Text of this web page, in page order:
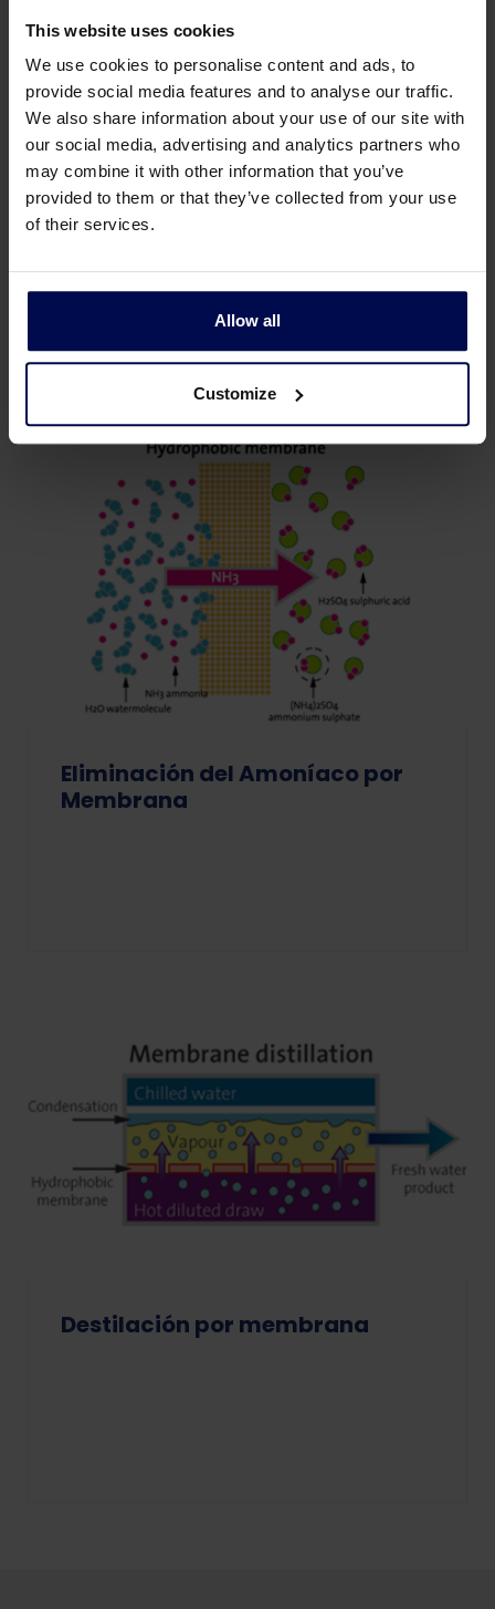
This website uses cookies
We use cookies to personalise content and ads, to
provide social media features and to analyse our traffic.
We also share information about your use of our site with
our social media, advertising and analytics partners who
may combine it with other information that you’ve
provided to them or that they’ve collected from your use
of their services.
Allow all
Customize
Proceso de Ósmosis Inversa
Eliminación del Amoníaco por
Membrana
Destilación por membrana